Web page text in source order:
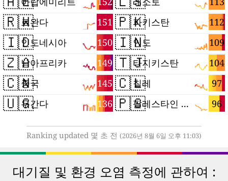
🇷🇼 151
르완다
🇮🇩 150
인도네시아
🇿🇦 149
남아프리카
🇨🇳 145
중국
🇺🇬 136
우간다
🇵🇰 112
파키스탄
🇮🇳 109
인도
🇹🇯 104
타지키스탄
🇨🇱 97
칠레
🇵🇸 96
팔레스타인 지구
Ranking updated 몇 초 전 (2026년 8월 6일 오후 11:03)
대기질 및 환경 오염 측정에 관하여 :